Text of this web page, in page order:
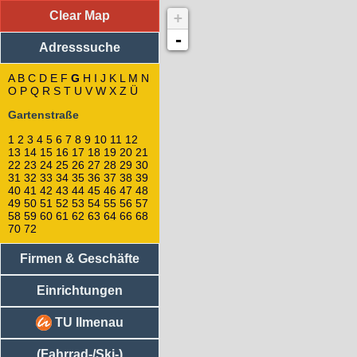
Adresssuche: Gartenstraße
56
60
58
62
64
54
52
63
61
50
48
68
70
57
55
53
46
44
42
51
Clear Map
Adresssuche
A B C D E F G H I J K L M N
O P Q R S T U V W X Z Ü
Gartenstraße
1 2 3 4 5 6 7 8 9 10 11 12
13 14 15 16 17 18 19 20 21
22 23 24 25 26 27 28 29 30
31 32 33 34 35 36 37 38 39
40 41 42 43 44 45 46 47 48
49 50 51 52 53 54 55 56 57
58 59 60 61 62 63 64 66 68
70 72
Firmen & Geschäfte
Einrichtungen
TU Ilmenau
(Fahrrad-/Ski-)
+
-